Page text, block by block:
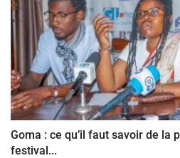
Goma : ce qu’il faut savoir de la
festival...